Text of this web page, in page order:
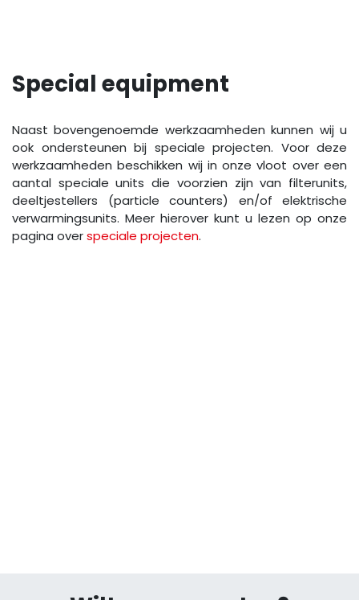
Special equipment
Naast bovengenoemde werkzaamheden kunnen wij u
ook ondersteunen bij speciale projecten. Voor deze
werkzaamheden beschikken wij in onze vloot over een
aantal speciale units die voorzien zijn van filterunits,
deeltjestellers (particle counters) en/of elektrische
verwarmingsunits. Meer hierover kunt u lezen op onze
pagina overspeciale projecten.